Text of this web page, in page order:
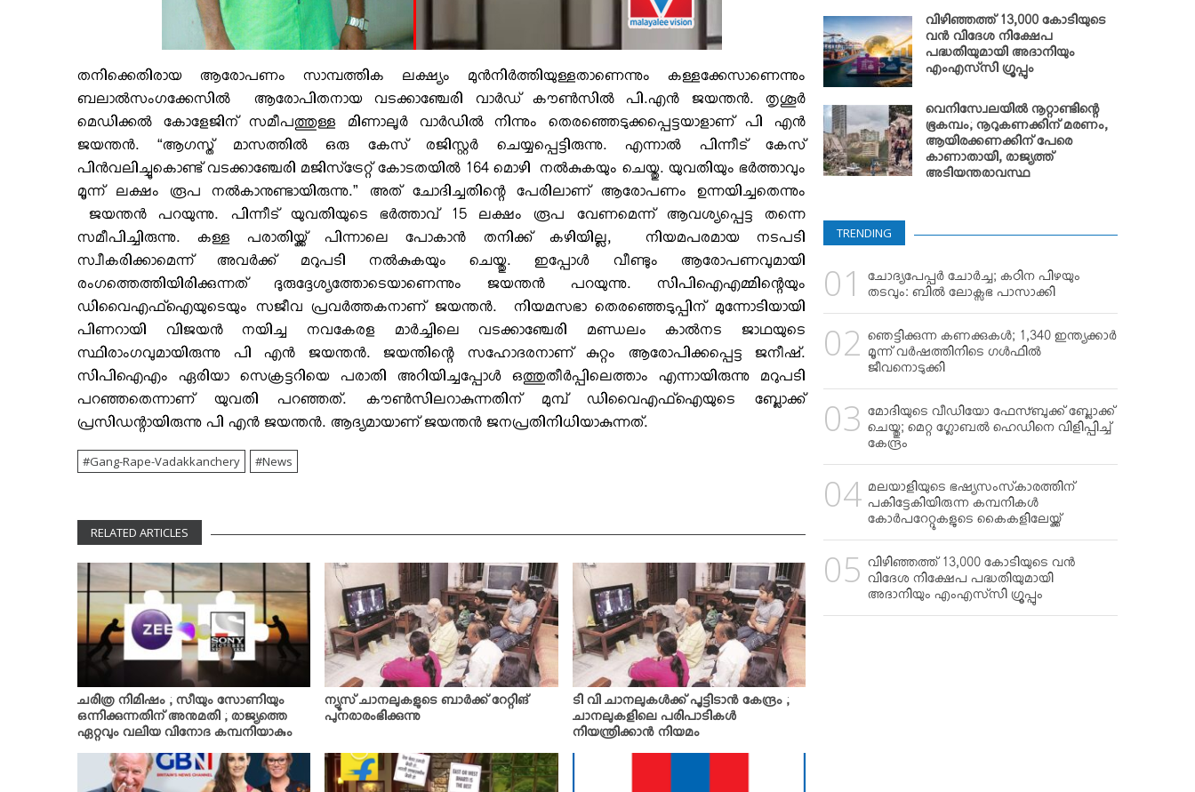
തനിക്കെതിരായ ആരോപണം സാമ്പത്തിക ലക്ഷ്യം മുന്‍നിര്‍ത്തിയുള്ളതാണെന്നും കള്ളക്കേസാണെന്നും
ബലാല്‍സംഗക്കേസില്‍ ആരോപിതനായ വടക്കാഞ്ചേരി വാര്‍ഡ് കൗണ്‍സില്‍ പി.എന്‍ ജയന്തന്‍. തൃശൂര്‍
മെഡിക്കല്‍ കോളേജിന് സമീപത്തുള്ള മിണാലൂര്‍ വാര്‍ഡില്‍ നിന്നും തെരഞ്ഞെടുക്കപ്പെട്ടയാളാണ് പി എന്‍
ജയന്തന്‍. “ആഗസ്ത് മാസത്തില്‍ ഒരു കേസ് രജിസ്റ്റര്‍ ചെയ്യപ്പെട്ടിരുന്നു. എന്നാല്‍ പിന്നീട് കേസ്
പിന്‍വലിച്ചൂകൊണ്ട് വടക്കാഞ്ചേരി മജിസ്‌ട്രേറ്റ് കോടതയില്‍ 164 മൊഴി നല്‍കുകയും ചെയ്തു. യുവതിയും ഭര്‍ത്താവും
മൂന്ന് ലക്ഷം രൂപ നല്‍കാനുണ്ടായിരുന്നു.” അത് ചോദിച്ചതിന്റെ പേരിലാണ് ആരോപണം ഉന്നയിച്ചതെന്നും
ജയന്തന്‍ പറയുന്നു. പിന്നീട് യുവതിയുടെ ഭര്‍ത്താവ് 15 ലക്ഷം രൂപ വേണമെന്ന് ആവശ്യപ്പെട്ട തന്നെ
സമീപിച്ചിരുന്നു. കള്ള പരാതിയ്ക്ക് പിന്നാലെ പോകാന്‍ തനിക്ക് കഴിയില്ല, നിയമപരമായ നടപടി
സ്വീകരിക്കാമെന്ന് അവര്‍ക്ക് മറുപടി നല്‍കുകയും ചെയ്തു. ഇപ്പോള്‍ വീണ്ടും ആരോപണവുമായി
രംഗത്തെത്തിയിരിക്കുന്നത് ദുരുദ്ദേശ്യത്തോടെയാണെന്നും ജയന്തന്‍ പറയുന്നു. സിപിഐഎമ്മിന്റെയും
ഡിവൈഎഫ്ഐയുടെയും സജീവ പ്രവര്‍ത്തകനാണ് ജയന്തന്‍. നിയമസഭാ തെരഞ്ഞെടുപ്പിന് മുന്നോടിയായി
പിണറായി വിജയന്‍ നയിച്ച നവകേരള മാര്‍ച്ചിലെ വടക്കാഞ്ചേരി മണ്ഡലം കാല്‍നട ജാഥയുടെ
സ്ഥിരാംഗവുമായിരുന്നു പി എന്‍ ജയന്തന്‍. ജയന്തിന്റെ സഹോദരനാണ് കുറ്റം ആരോപിക്കപ്പെട്ട ജനീഷ്.
സിപിഐഎം ഏരിയാ സെക്രട്ടറിയെ പരാതി അറിയിച്ചപ്പോള്‍ ഒത്തുതീര്‍പ്പിലെത്താം എന്നായിരുന്നു മറുപടി
പറഞ്ഞതെന്നാണ് യുവതി പറഞ്ഞത്. കൗണ്‍സിലറാകുന്നതിന് മുമ്പ് ഡിവൈഎഫ്‌ഐയുടെ ബ്ലോക്ക്
പ്രസിഡന്റായിരുന്നു പി എന്‍ ജയന്തന്‍. ആദ്യമായാണ് ജയന്തന്‍ ജനപ്രതിനിധിയാകുന്നത്.
Gang-Rape-Vadakkanchery News
RELATED ARTICLES
ചരിത്ര നിമിഷം ; സീയും സോണിയും
ഒന്നിക്കുന്നതിന് അനുമതി ; രാജ്യത്തെ
ഏറ്റവും വലിയ വിനോദ കമ്പനിയാകും
ന്യൂസ് ചാനലുകളുടെ ബാര്‍ക്ക് റേറ്റിങ്
പുനരാരംഭിക്കുന്നു
ടി വി ചാനലുകള്‍ക്ക് പൂട്ടിടാന്‍ കേന്ദ്രം ;
ചാനലുകളിലെ പരിപാടികള്‍
നിയന്ത്രിക്കാന്‍ നിയമം
വിഴിഞ്ഞത്ത് 13,000 കോടിയുടെ
വന്‍ വിദേശ നിക്ഷേപ
പദ്ധതിയുമായി അദാനിയും
എംഎസ്‌സി ഗ്രൂപ്പും
വെനിസ്വേലയില്‍ നൂറ്റാണ്ടിന്റെ
ഭൂകമ്പം; നൂറുകണക്കിന് മരണം,
ആയിരക്കണക്കിന് പേരെ
കാണാതായി, രാജ്യത്ത്
അടിയന്തരാവസ്ഥ
TRENDING
ചോദ്യപേപ്പര്‍ ചോര്‍ച്ച; കഠിന പിഴയും
തടവും: ബില്‍ ലോക്സഭ പാസാക്കി
ഞെട്ടിക്കുന്ന കണക്കുകള്‍; 1,340 ഇന്ത്യക്കാര്‍
മൂന്ന് വര്‍ഷത്തിനിടെ ഗള്‍ഫില്‍
ജീവനൊടുക്കി
മോദിയുടെ വീഡിയോ ഫേസ്ബുക്ക് ബ്ലോക്ക്
ചെയ്തു; മെറ്റ ഗ്ലോബല്‍ ഹെഡിനെ വിളിപ്പിച്ച്
കേന്ദ്രം
മലയാളിയുടെ ഭഷ്യസംസ്‌കാരത്തിന്
പകിട്ടേകിയിരുന്ന കമ്പനികള്‍
കോര്‍പറേറ്റുകളുടെ കൈകളിലേയ്ക്ക്
വിഴിഞ്ഞത്ത് 13,000 കോടിയുടെ വന്‍
വിദേശ നിക്ഷേപ പദ്ധതിയുമായി
അദാനിയും എംഎസ്‌സി ഗ്രൂപ്പും